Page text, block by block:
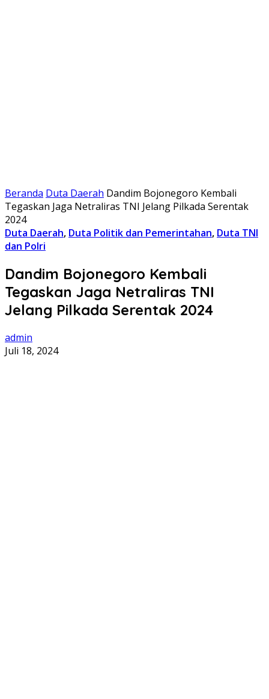
Beranda Duta Daerah Dandim Bojonegoro Kembali
Tegaskan Jaga Netraliras TNI Jelang Pilkada Serentak
2024
Duta Daerah, Duta Politik dan Pemerintahan, Duta TNI
dan Polri
Dandim Bojonegoro Kembali
Tegaskan Jaga Netraliras TNI
Jelang Pilkada Serentak 2024
admin
Juli 18, 2024